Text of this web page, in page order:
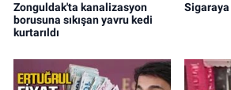
Zonguldak'ta kanalizasyon
borusuna sıkışan yavru kedi
kurtarıldı